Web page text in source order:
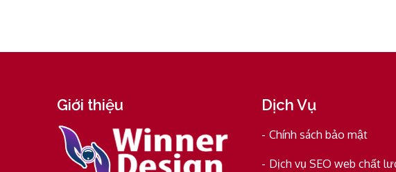
Giới thiệu Dịch Vụ
Chính sách bảo mật
Dịch vụ SEO web chất